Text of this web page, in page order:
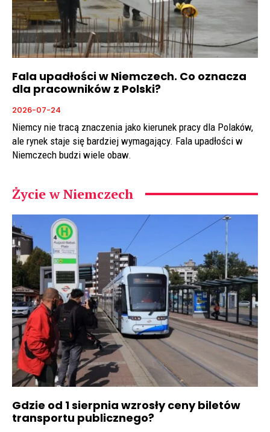
Fala upadłości w Niemczech. Co oznacza
dla pracowników z Polski?
2026-07-24
Niemcy nie tracą znaczenia jako kierunek pracy dla Polaków,
ale rynek staje się bardziej wymagający. Fala upadłości w
Niemczech budzi wiele obaw.
Życie w Niemczech
Gdzie od 1 sierpnia wzrosły ceny biletów
transportu publicznego?